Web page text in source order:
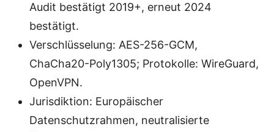
Audit bestätigt 2019+, erneut 2024
bestätigt.
Verschlüsselung: AES-256-GCM,
ChaCha20-Poly1305; Protokolle: WireGuard,
OpenVPN.
Jurisdiktion: Europäischer
Datenschutzrahmen, neutralisierte